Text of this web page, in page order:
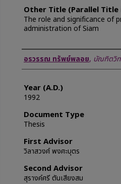
Other Title (Parallel Title
The role and significance of
administration of Siam
Author
อรวรรณ ทรัพย์พลอย, บัณฑิตวิ
Year (A.D.)
1992
Document Type
Thesis
First Advisor
วิลาสวงศ์ พงศะบุตร
Second Advisor
สุรางค์ศรี ตันเสียงสม